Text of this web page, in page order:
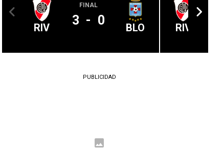
RIV
FINAL
3 - 0 BLO RIV
PUBLICIDAD